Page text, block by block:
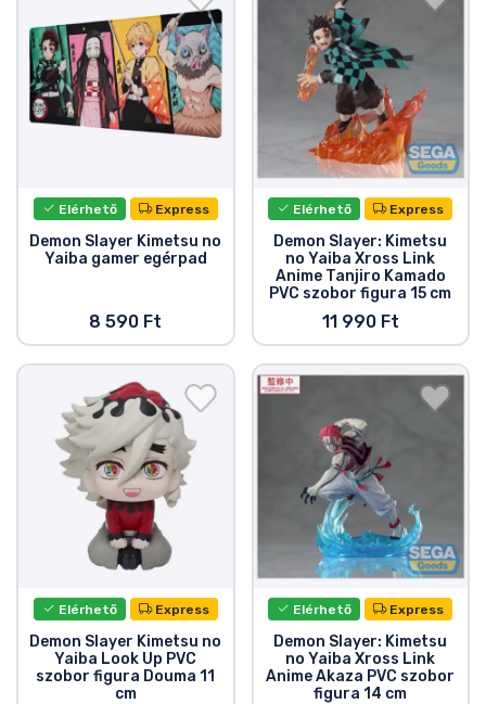
Elérhető Express
Demon Slayer Kimetsu no
Yaiba gamer egérpad
8 590 Ft
Elérhető Express
Demon Slayer: Kimetsu
no Yaiba Xross Link
Anime Tanjiro Kamado
PVC szobor figura 15 cm
11 990 Ft
Elérhető Express
Demon Slayer Kimetsu no
Yaiba Look Up PVC
szobor figura Douma 11
cm
Elérhető Express
Demon Slayer: Kimetsu
no Yaiba Xross Link
Anime Akaza PVC szobor
figura 14 cm